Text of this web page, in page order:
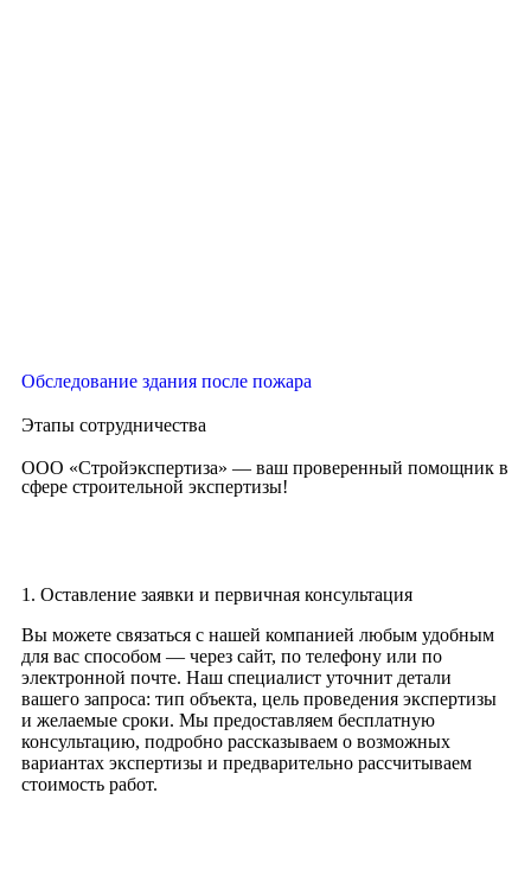
Обследование здания после пожара
Этапы сотрудничества
ООО «Стройэкспертиза» — ваш проверенный помощник в
сфере строительной экспертизы!
1. Оставление заявки и первичная консультация
Вы можете связаться с нашей компанией любым удобным
для вас способом — через сайт, по телефону или по
электронной почте. Наш специалист уточнит детали
вашего запроса: тип объекта, цель проведения экспертизы
и желаемые сроки. Мы предоставляем бесплатную
консультацию, подробно рассказываем о возможных
вариантах экспертизы и предварительно рассчитываем
стоимость работ.